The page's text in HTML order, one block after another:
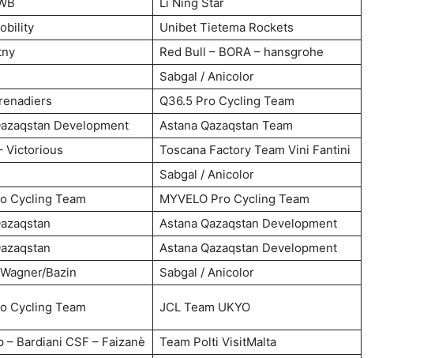
Unibet Tietema Rockets
Red Bull – BORA – hansgrohe
Sabgal / Anicolor
Q36.5 Pro Cycling Team
Development
Astana Qazaqstan Team
Victorious
Toscana Factory Team Vini Fantini
Sabgal / Anicolor
Cycling Team
MYVELO Pro Cycling Team
Astana Qazaqstan Development
Astana Qazaqstan Development
Bazin
Sabgal / Anicolor
Cycling Team JCL Team UKYO
– Bardiani CSF – Faizanè
Team Polti VisitMalta